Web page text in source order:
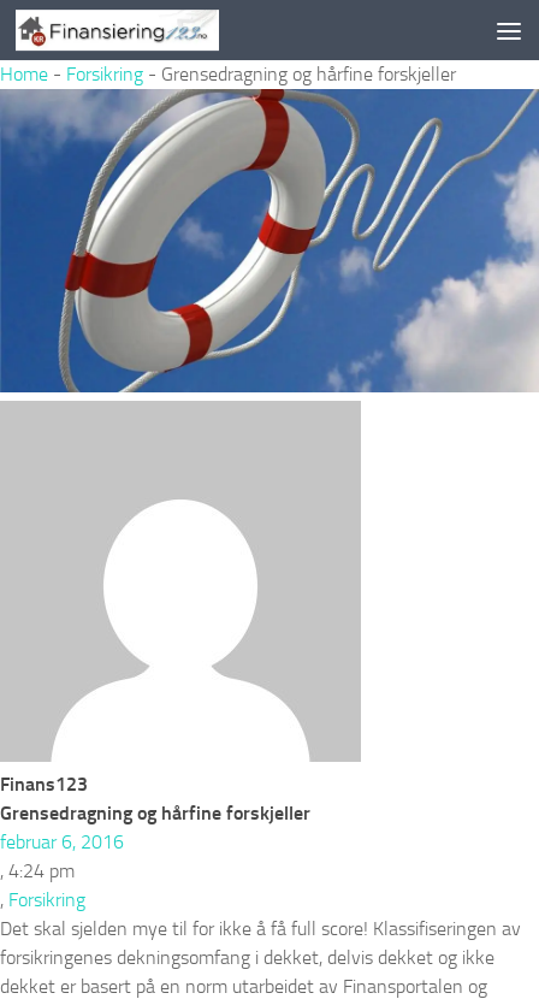
Skip to content
Home - Forsikring - Grensedragning og hårfine forskjeller
Finans123
Grensedragning og hårfine forskjeller
februar 6, 2016
, 4:24 pm
, Forsikring
Det skal sjelden mye til for ikke å få full score! Klassifiseringen av
forsikringenes dekningsomfang i dekket, delvis dekket og ikke
dekket er basert på en norm utarbeidet av Finansportalen og